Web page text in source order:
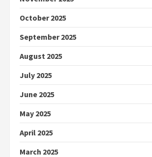
October 2025
September 2025
August 2025
July 2025
June 2025
May 2025
April 2025
March 2025